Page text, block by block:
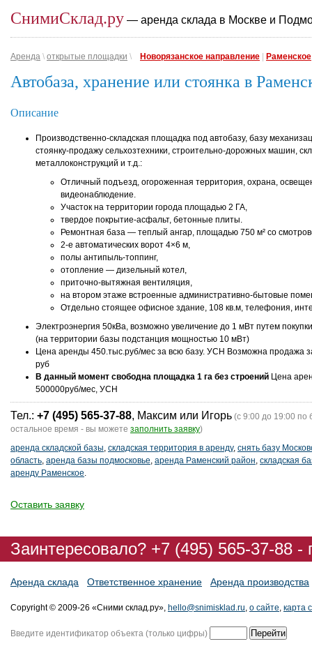
СнимиСклад.ру — аренда склада в Москве и
Аренда \ открытые площадки \ Новорязанское направление Раменское
Автобаза, хранение или стоянка в
Описание
Производственно-складская площадка под автобазу, базу
стоянку-продажу сельхозтехники, строительно-дорожных машин,
металлоконструкций и т.д.:
Отличный подъезд, огороженная территория, охрана,
видеонаблюдение.
Участок на территории города площадью 2 ГА,
твердое покрытие-асфальт, бетонные плиты.
Ремонтная база — теплый ангар, площадью 750 м² со
2-е автоматических ворот 4×6 м,
полы антипыль-топпинг,
отопление — дизельный котел,
приточно-вытяжная вентиляция,
на втором этаже встроенные административно-бытовые
Отдельно стоящее офисное здание, 108 кв.м, телефония,
Электроэнергия 50кВа, возможно увеличение до 1 мВт путем покупки
(на территории базы подстанция мощностью 10 мВт)
Цена аренды 450.тыс.руб/мес за всю базу. УСН Возможна продажа
руб
В данный момент свободна площадка 1 га без строений Цена
500000руб/мес, УСН
Тел.: +7 (495) 565-37-88, Максим или Игорь (с 9:00 до 19:00 по
остальное время - вы можете заполнить заявку)
аренда складской базы, складская территория в аренду, снять базу
область, аренда базы подмосковье, аренда Раменский район, складская
аренду Раменское.
Оставить заявку
Заинтересовало? +7 (495) 565-37-88
Аренда склада Ответственное хранение Аренда производства
Copyright © 2009-26 «Сними склад.ру», hello@snimisklad.ru, о сайте, карта
Введите идентификатор объекта (только цифры)